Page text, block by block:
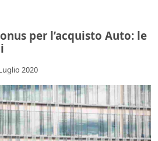
per l’acquisto Auto: le
2020